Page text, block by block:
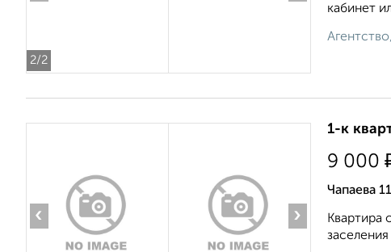
2/2
кабинет
‹ ›
1-к
9 000
Чапаева 11
Квартира